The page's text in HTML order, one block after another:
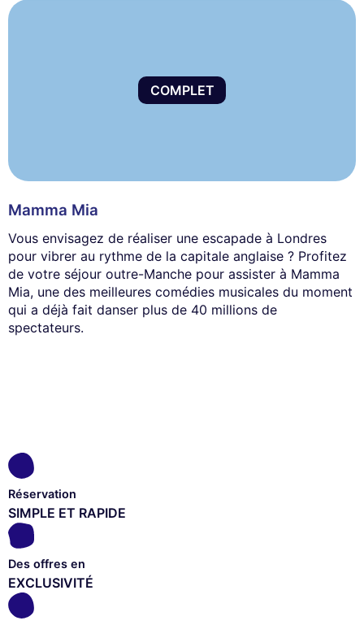
COMPLET
Mamma Mia
Vous envisagez de réaliser une escapade à Londres
pour vibrer au rythme de la capitale anglaise ? Profitez
de votre séjour outre-Manche pour assister à Mamma
Mia, une des meilleures comédies musicales du moment
qui a déjà fait danser plus de 40 millions de
spectateurs.
Réservation
SIMPLE ET RAPIDE
Des offres en
EXCLUSIVITÉ